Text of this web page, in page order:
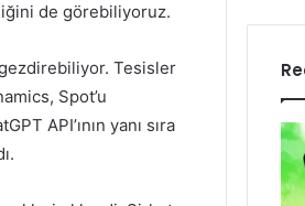
de görebiliyoruz.
Tesisler
Spot’u
API’ının yanı sıra